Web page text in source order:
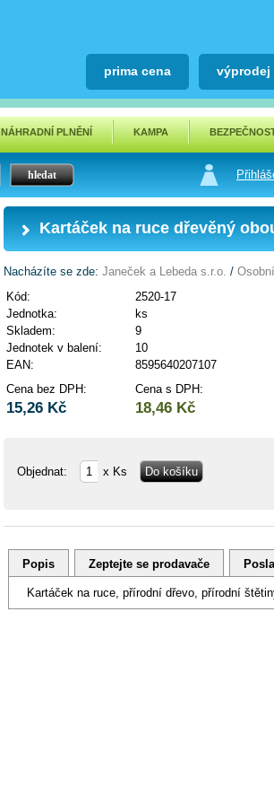
prima cena výprodej
NÁHRADNÍ PLNĚNÍ KAMPA
Kartáček na ruce dřevěný
Nacházíte se zde: Janeček a Lebeda s.r.o. /
Kód:
2520-17
Jednotka:
ks
Skladem:
9
Jednotek v balení:
10
EAN:
8595640207107
Cena bez DPH:
Cena s DPH:
15,26 Kč 18,46 Kč
Objednat: x Ks
Popis Zeptejte se prodavače
Kartáček na ruce, přírodní dřevo, přírodní